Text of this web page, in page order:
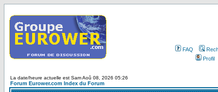
FAQ
Profil
La date/heure actuelle est Sam Aoû 08, 2026 05:26
Forum Eurower.com Index du Forum